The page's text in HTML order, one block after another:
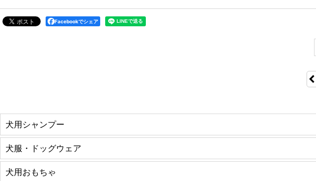
Facebookでシェア
犬用シャンプー
犬服・ドッグウェア
犬用おもちゃ